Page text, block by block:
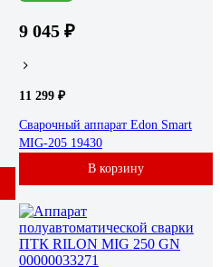
9 045 ₽
11 299 ₽
Сварочный аппарат Edon Smart
MIG-205 19430
В корзину